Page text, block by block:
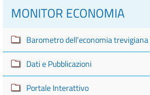
MONITOR ECONOMIA
Barometro dell'economia trevigiana
Dati e Pubblicazioni
Portale Interattivo